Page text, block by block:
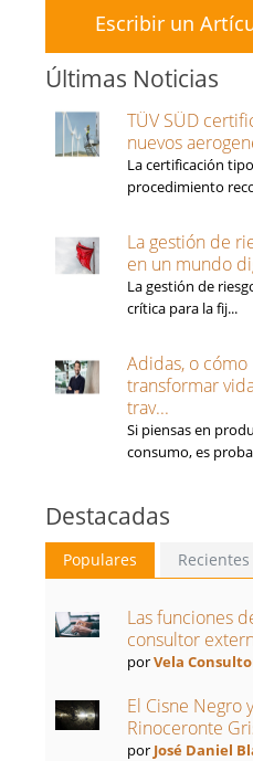
Escribir un
Últimas Noticias
TÜV SÜD
nuevos
La certificación
procedimiento
La gestión de
en un mundo
La gestión de
crítica para la fij...
Adidas, o cómo
transformar
trav...
Si piensas en
consumo, es
Destacadas
Populares Recientes
Las funciones
consultor
porVela
El Cisne Negro
Rinoceronte
por José Daniel